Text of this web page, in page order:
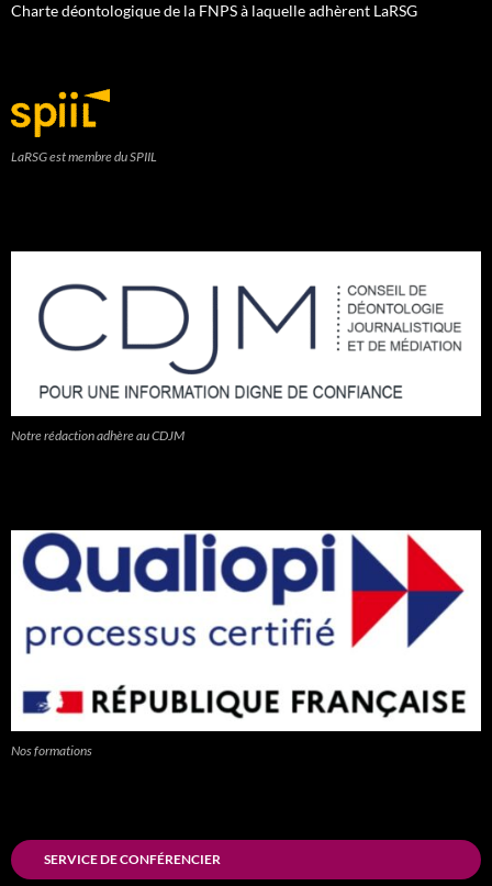
Charte déontologique de la FNPS à laquelle adhèrent LaRSG
LaRSG est membre du SPIIL
Notre rédaction adhère au CDJM
Nos formations
SERVICE DE CONFÉRENCIER